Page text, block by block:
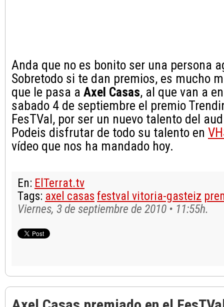
Anda que no es bonito ser una persona
Sobretodo si te dan premios, es mucho
que le pasa a Axel Casas, al que van a
sabado 4 de septiembre el premio
FesTVal, por ser un nuevo talento del
Podeis disfrutar de todo su talento en
vídeo que nos ha mandado hoy.
En: ElTerrat.tv
Tags: axel casas festval vitoria-gasteiz
Viernes, 3 de septiembre de 2010 • 11:55h.